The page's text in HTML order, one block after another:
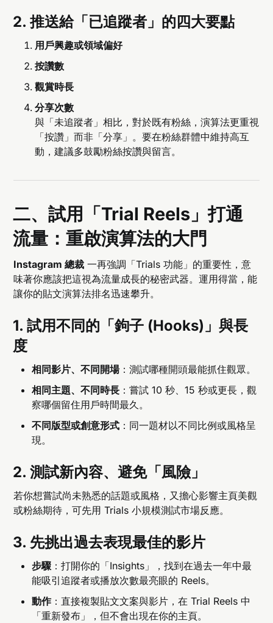
2. 推送給「已追蹤者」的四大要點
用戶興趣或領域偏好
按讚數
觀賞時長
分享次數
與「未追蹤者」相比，對於既有粉絲，演算法更重視
「按讚」而非「分享」。要在粉絲群體中維持高互
動，建議多鼓勵粉絲按讚與留言。
二、試用「Trial Reels」打通
流量：重啟演算法的大門
Instagram 總裁 一再強調「Trials 功能」的重要性，意
味著你應該把這視為流量成長的秘密武器。運用得當，能
讓你的貼文演算法排名迅速攀升。
1. 試用不同的「鉤子 (Hooks)」與長
度
相同影片、不同開場：測試哪種開頭最能抓住觀眾。
相同主題、不同時長 ：嘗試 10 秒、15 秒或更長，觀
察哪個留住用戶時間最久。
不同版型或創意形式 ：同一題材以不同比例或風格呈
現。
2. 測試新內容、避免「風險」
若你想嘗試尚未熟悉的話題或風格，又擔心影響主頁美觀
或粉絲期待，可先用 Trials 小規模測試市場反應。
3. 先挑出過去表現最佳的影片
步驟 ：打開你的「Insights」，找到在過去一年中最
能吸引追蹤者或播放次數最亮眼的 Reels。
動作：直接複製貼文文案與影片，在 Trial Reels 中
「重新發布」，但不會出現在你的主頁。